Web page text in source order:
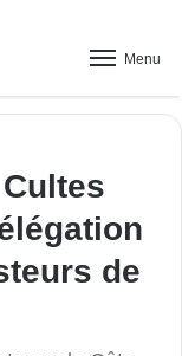
Menu
de